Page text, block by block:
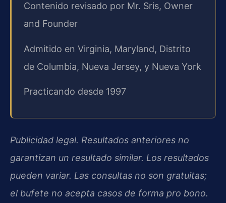
Contenido revisado por Mr. Sris, Owner
and Founder
Admitido en Virginia, Maryland, Distrito
de Columbia, Nueva Jersey, y Nueva York
Practicando desde 1997
Publicidad legal. Resultados anteriores no
garantizan un resultado similar. Los resultados
pueden variar. Las consultas no son gratuitas;
el bufete no acepta casos de forma pro bono.